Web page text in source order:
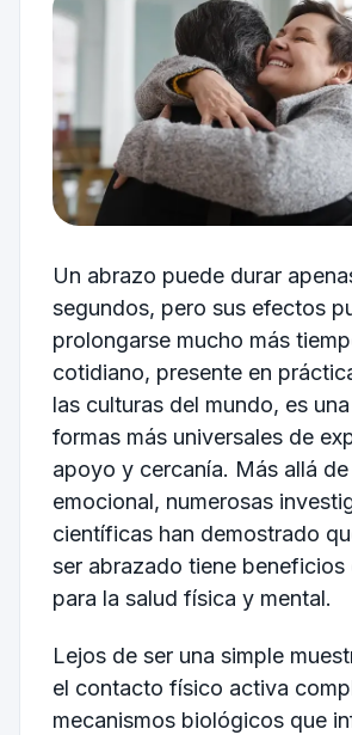
Un abrazo puede durar
segundos, pero sus efectos
prolongarse mucho más
cotidiano, presente en
las culturas del mundo, es
formas más universales de
apoyo y cercanía. Más allá
emocional, numerosas
científicas han demostrado
ser abrazado tiene
para la salud física y mental.
Lejos de ser una simple
el contacto físico activa
mecanismos biológicos que